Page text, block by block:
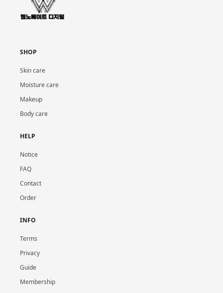
SHOP
Skin care
Moisture care
Makeup
Body care
HELP
Notice
FAQ
Contact
Order
INFO
Terms
Privacy
Guide
Membership